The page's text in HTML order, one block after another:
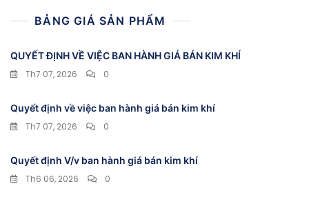
BẢNG GIÁ SẢN PHẨM
QUYẾT ĐỊNH VỀ VIỆC BAN HÀNH GIÁ BÁN KIM KHÍ
Th7 07, 2026
0
Quyết định về việc ban hành giá bán kim khí
Th7 07, 2026
0
Quyết định V/v ban hành giá bán kim khí
Th6 06, 2026
0